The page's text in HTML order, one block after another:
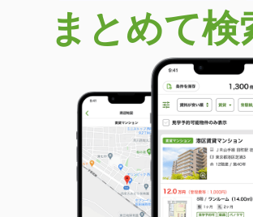
まとめて検